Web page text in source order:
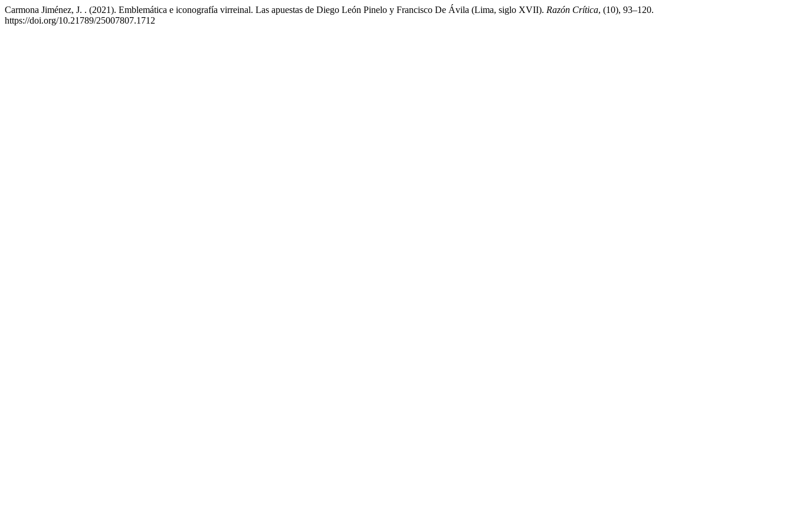
Carmona Jiménez, J. . (2021). Emblemática e iconografía virreinal. Las apuestas de Diego León Pinelo y Francisco De Ávila (Lima, siglo XVII). Razón Crítica, (10), 93–120.
https://doi.org/10.21789/25007807.1712